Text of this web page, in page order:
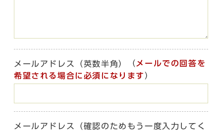
メールアドレス（英数半角） （ メールでの回答を
希望される場合に必須になります ）
メールアドレス（確認のためもう一度入力してく